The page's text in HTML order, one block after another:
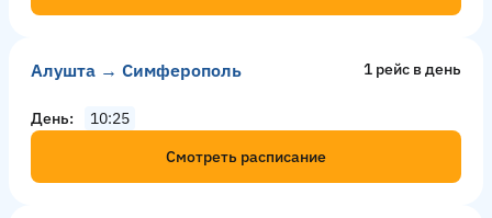
Алушта → Симферополь 1 рейс в день
День
10:25
Смотреть расписание